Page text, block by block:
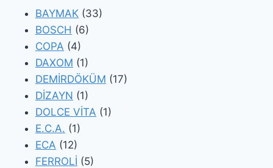
BAYMAK (33)
BOSCH (6)
COPA (4)
DAXOM (1)
DEMİRDÖKÜM (17)
DİZAYN (1)
DOLCE VİTA (1)
E.C.A. (1)
ECA (12)
FERROLİ (5)